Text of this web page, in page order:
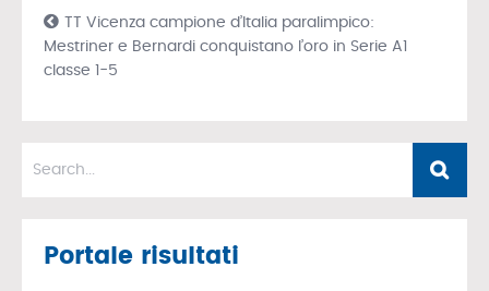
TT Vicenza campione d’Italia paralimpico:
Mestriner e Bernardi conquistano l’oro in Serie A1
classe 1-5
Portale risultati